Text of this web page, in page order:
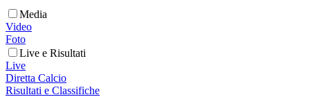
Media
Video
Foto
Live e Risultati
Live
Diretta Calcio
Risultati e Classifiche